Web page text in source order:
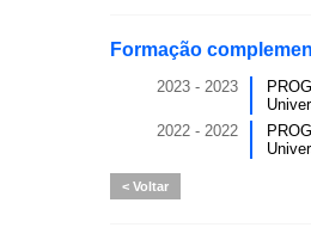
Formação
2023 - 2023
2022 - 2022
Voltar